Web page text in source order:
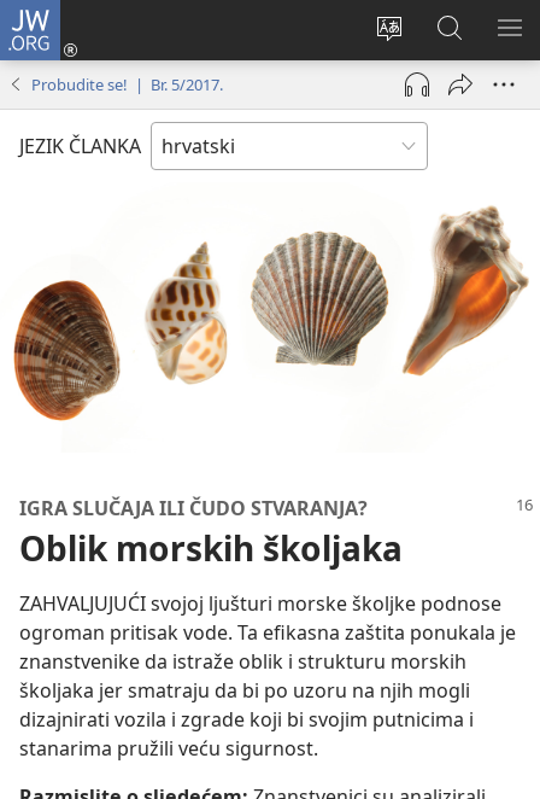
JW.ORG
Promijeni
jezik
Prijava
(otvara
prozor)
JW.ORG
|
Pretraga
Probudite se! | Br. 5/2017.
JEZIK ČLANKA
IGRA SLUČAJA ILI ČUDO STVARANJA?
Oblik morskih školjaka
ZAHVALJUJUĆI svojoj ljušturi morske školjke podnose
ogroman pritisak vode. Ta efikasna zaštita ponukala je
znanstvenike da istraže oblik i strukturu morskih
školjaka jer smatraju da bi po uzoru na njih mogli
dizajnirati vozila i zgrade koji bi svojim putnicima i
stanarima pružili veću sigurnost.